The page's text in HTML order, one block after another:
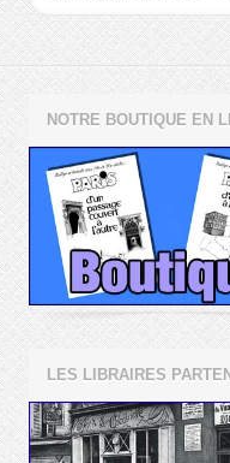
NOTRE BOUTIQUE EN
LES LIBRAIRES